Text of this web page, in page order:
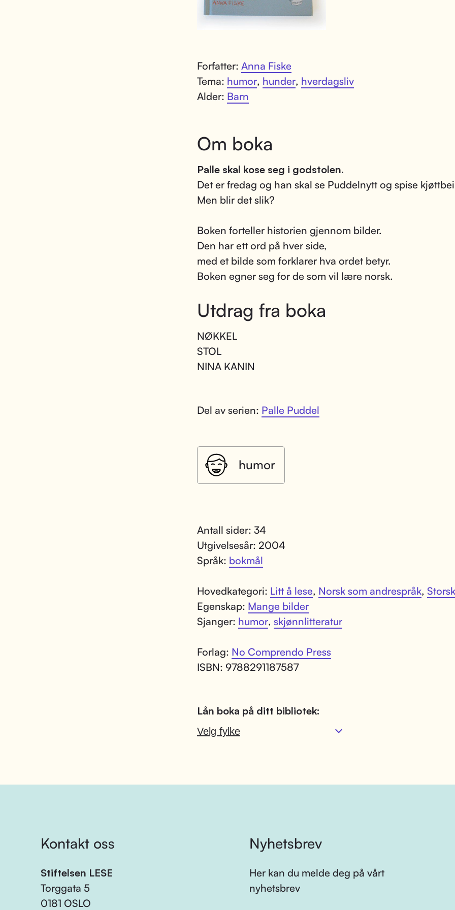
Forfatter: Anna Fiske
Tema: humor, hunder, hverdagsliv
Alder: Barn
Om boka
Palle skal kose seg i godstolen.
Det er fredag og han skal se Puddelnytt og spise
Men blir det slik?
Boken forteller historien gjennom bilder.
Den har ett ord på hver side,
med et bilde som forklarer hva ordet betyr.
Boken egner seg for de som vil lære norsk.
Utdrag fra boka
NØKKEL
STOL
NINA KANIN
Del av serien: Palle Puddel
humor
Antall sider: 34
Utgivelsesår: 2004
Språk: bokmål
Hovedkategori: Litt å lese, Norsk som andrespråk,
Egenskap: Mange bilder
Sjanger: humor, skjønnlitteratur
Forlag: No Comprendo Press
ISBN: 9788291187587
Lån boka på ditt bibliotek:
Velg fylke
Kontakt oss
Stiftelsen LESE
Torggata 5
0181 OSLO
Nyhetsbrev
Her kan du melde deg på vårt
nyhetsbrev